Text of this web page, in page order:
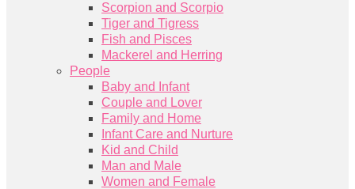
Scorpion and Scorpio
Tiger and Tigress
Fish and Pisces
Mackerel and Herring
People
Baby and Infant
Couple and Lover
Family and Home
Infant Care and Nurture
Kid and Child
Man and Male
Women and Female